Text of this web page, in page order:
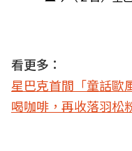
看更多：
星巴克首間「童話歐
喝咖啡，再收落羽松